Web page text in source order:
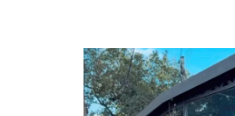
lart.br
Ago 7